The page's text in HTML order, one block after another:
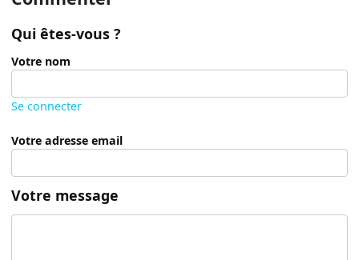
Qui êtes-vous ?
Votre nom
Se connecter
Votre adresse email
Votre message